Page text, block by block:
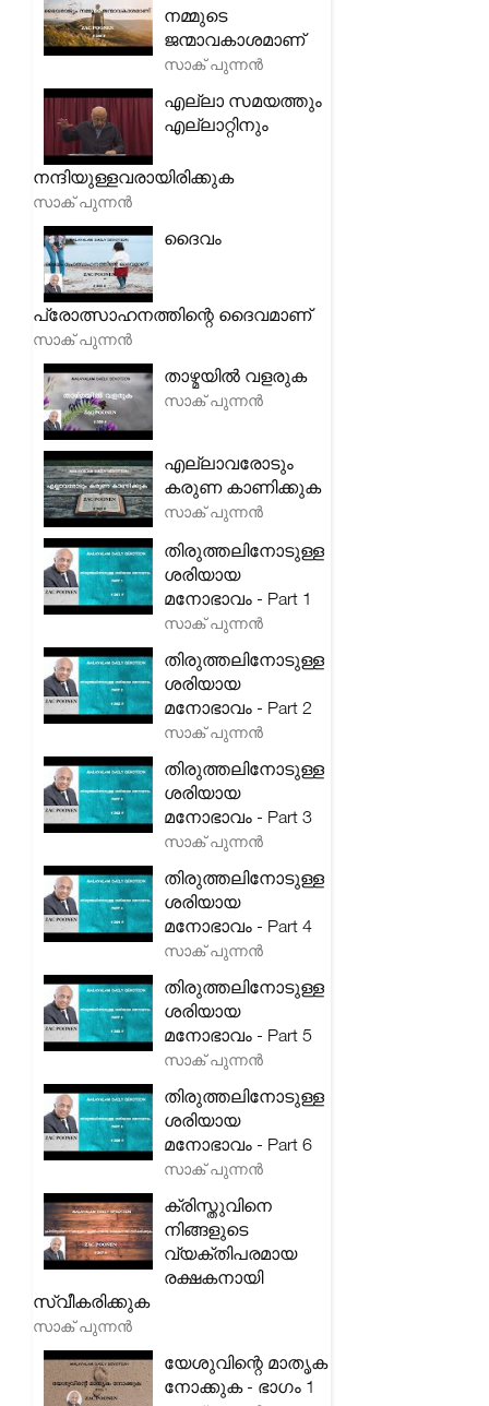
നമ്മുടെ
ജന്മാവകാശമാണ്
സാക് പുന്നൻ
എല്ലാ സമയത്തും
എല്ലാറ്റിനും
നന്ദിയുള്ളവരായിരിക്കുക
സാക് പുന്നൻ
ദൈവം
പ്രോത്സാഹനത്തിന്റെ ദൈവമാണ്
സാക് പുന്നൻ
താഴ്മയിൽ വളരുക
സാക് പുന്നൻ
എല്ലാവരോടും
കരുണ കാണിക്കുക
സാക് പുന്നൻ
തിരുത്തലിനോടുള്ള
ശരിയായ
മനോഭാവം - Part 1
സാക് പുന്നൻ
തിരുത്തലിനോടുള്ള
ശരിയായ
മനോഭാവം - Part 2
സാക് പുന്നൻ
തിരുത്തലിനോടുള്ള
ശരിയായ
മനോഭാവം - Part 3
സാക് പുന്നൻ
തിരുത്തലിനോടുള്ള
ശരിയായ
മനോഭാവം - Part 4
സാക് പുന്നൻ
തിരുത്തലിനോടുള്ള
ശരിയായ
മനോഭാവം - Part 5
സാക് പുന്നൻ
തിരുത്തലിനോടുള്ള
ശരിയായ
മനോഭാവം - Part 6
സാക് പുന്നൻ
ക്രിസ്തുവിനെ
നിങ്ങളുടെ
വ്യക്തിപരമായ
രക്ഷകനായി
സ്വീകരിക്കുക
സാക് പുന്നൻ
യേശുവിന്റെ മാതൃക
നോക്കുക - ഭാഗം 1